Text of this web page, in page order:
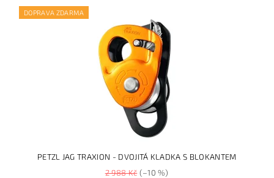
DOPRAVA ZDARMA
PETZL JAG TRAXION - DVOJITÁ KLADKA S BLOKANTEM
2 988 Kč(–10 %)